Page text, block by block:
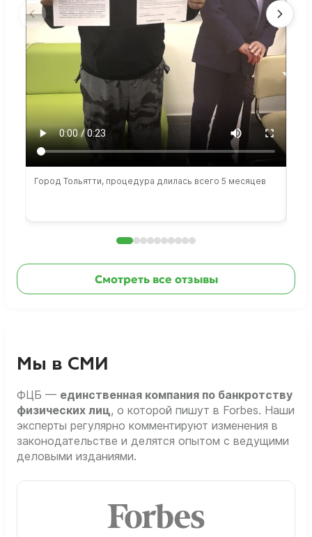
Город Тольятти, процедура длилась всего 5 месяцев
Смотреть все отзывы
Мы в СМИ
ФЦБ — единственная компания по банкротству
физических лиц, о которой пишут в Forbes. Наши
эксперты регулярно комментируют изменения в
законодательстве и делятся опытом с ведущими
деловыми изданиями.